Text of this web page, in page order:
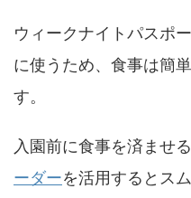
ウィークナイトパスポ
に使うため、食事は簡
す。
入園前に食事を済ませ
ーダーを活用するとス